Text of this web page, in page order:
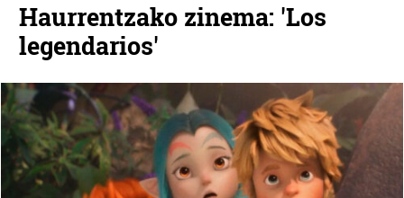
Haurrentzako zinema: 'Los
legendarios'